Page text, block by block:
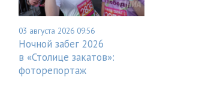
03 августа 2026 09:56
Ночной забег 2026
в «Столице закатов»:
фоторепортаж